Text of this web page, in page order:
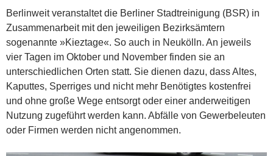
Berlinweit veranstaltet die Berliner Stadtreinigung (BSR) in
Zusammenarbeit mit den jeweiligen Bezirksämtern
sogenannte »Kieztage«. So auch in Neukölln. An jeweils
vier Tagen im Oktober und November finden sie an
unterschiedlichen Orten statt. Sie dienen dazu, dass Altes,
Kaputtes, Sperriges und nicht mehr Benötig­tes kostenfrei
und ohne große Wege entsorgt oder einer anderweitigen
Nutzung zugeführt werden kann. Abfälle von Gewerbeleuten
oder Firmen werden nicht angenommen.